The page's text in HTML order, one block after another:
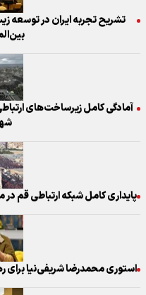
تشریح تجربه ایران در توسعه
آمادگی کامل زیرساخت‌های
پایداری کامل شبکه ارتباطی قم
استوری محمدرضا شریفی‌نیا برای